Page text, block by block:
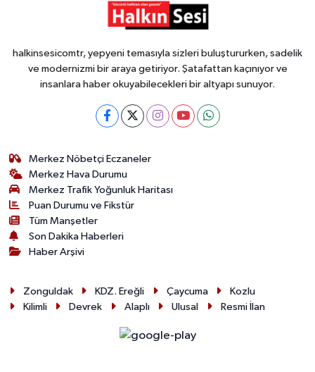
halkinsesicomtr, yepyeni temasıyla sizleri buluştururken, sadelik
ve modernizmi bir araya getiriyor. Şatafattan kaçınıyor ve
insanlara haber okuyabilecekleri bir altyapı sunuyor.
Merkez Nöbetçi Eczaneler
Merkez Hava Durumu
Merkez Trafik Yoğunluk Haritası
Puan Durumu ve Fikstür
Tüm Manşetler
Son Dakika Haberleri
Haber Arşivi
Zonguldak KDZ. Ereğli Çaycuma
Kozlu
Kilimli
Devrek Alaplı Ulusal Resmi İlan